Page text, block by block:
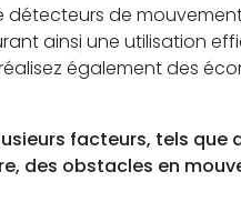
détecteurs de
ainsi une utilisation
également des
facteurs, tels que
des obstacles en